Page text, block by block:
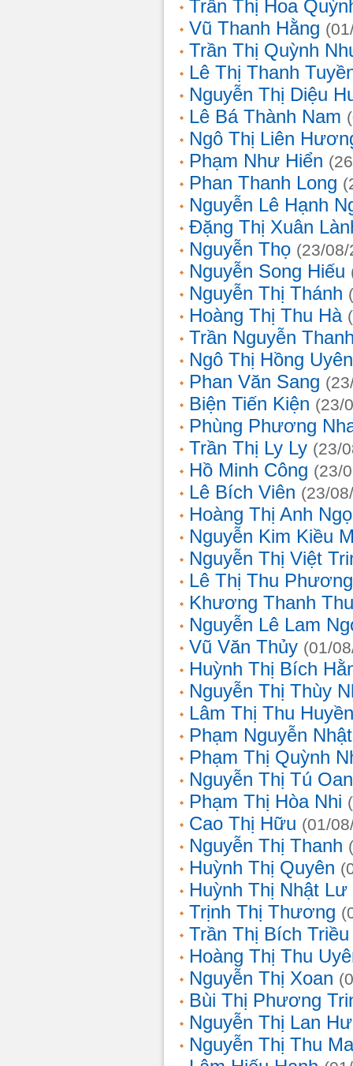
Trần Thị Hoa
Vũ Thanh Hằng
Trần Thị Quỳnh
Lê Thị Thanh
Nguyễn Thị Diệu
Lê Bá Thành Nam
Ngô Thị Liên
Phạm Như Hiển
Phan Thanh Long
Nguyễn Lê Hạnh
Đặng Thị Xuân
Nguyễn Thọ (23/
Nguyễn Song Hiếu
Nguyễn Thị Thánh
Hoàng Thị Thu Hà
Trần Nguyễn
Ngô Thị Hồng Uyên
Phan Văn Sang
Biện Tiến Kiện (23/
Phùng Phương
Trần Thị Ly Ly (23/
Hồ Minh Công (23/
Lê Bích Viên (23/
Hoàng Thị Anh
Nguyễn Kim Kiều
Nguyễn Thị Việt
Lê Thị Thu Phương
Khương Thanh
Nguyễn Lê Lam
Vũ Văn Thủy (01/
Huỳnh Thị Bích
Nguyễn Thị Thùy
Lâm Thị Thu Huyền
Phạm Nguyễn
Phạm Thị Quỳnh
Nguyễn Thị Tú
Phạm Thị Hòa Nhi
Cao Thị Hữu (01/
Nguyễn Thị Thanh
Huỳnh Thị Quyên
Huỳnh Thị Nhật Lư
Trịnh Thị Thương
Trần Thị Bích Triều
Hoàng Thị Thu
Nguyễn Thị Xoan
Bùi Thị Phương
Nguyễn Thị Lan
Nguyễn Thị Thu